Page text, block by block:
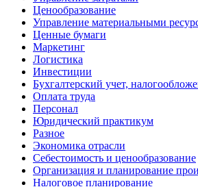
Ценообразование
Управление материальными
Ценные бумаги
Маркетинг
Логистика
Инвестиции
Бухгалтерский учет,
Оплата труда
Персонал
Юридический практикум
Разное
Экономика отрасли
Себестоимость и ценообразование
Организация и планирование
Налоговое планирование